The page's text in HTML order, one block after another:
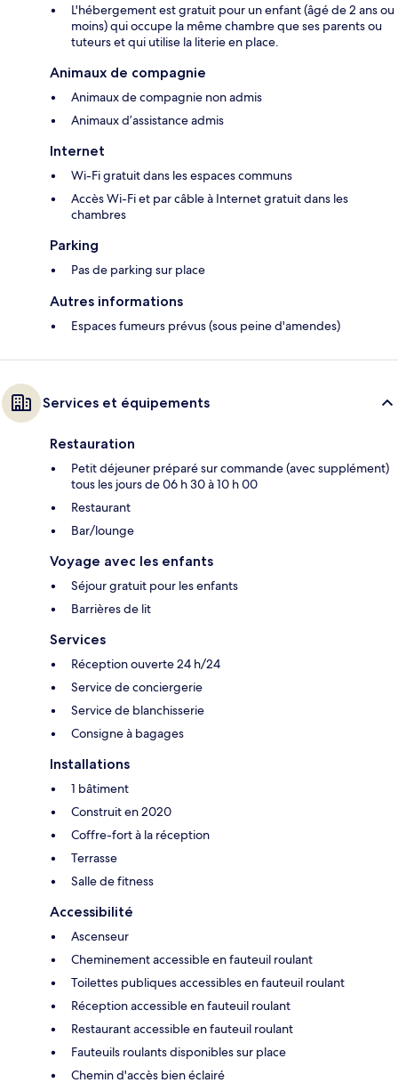
L'hébergement est gratuit pour un enfant (âgé de 2 ans ou
moins) qui occupe la même chambre que ses parents ou
tuteurs et qui utilise la literie en place.
Animaux de compagnie
Animaux de compagnie non admis
Animaux d’assistance admis
Internet
Wi-Fi gratuit dans les espaces communs
Accès Wi-Fi et par câble à Internet gratuit dans les
chambres
Parking
Pas de parking sur place
Autres informations
Espaces fumeurs prévus (sous peine d'amendes)
Services et équipements
Restauration
Petit déjeuner préparé sur commande (avec supplément)
tous les jours de 06 h 30 à 10 h 00
Restaurant
Bar/lounge
Voyage avec les enfants
Séjour gratuit pour les enfants
Barrières de lit
Services
Réception ouverte 24 h/24
Service de conciergerie
Service de blanchisserie
Consigne à bagages
Installations
1 bâtiment
Construit en 2020
Coffre-fort à la réception
Terrasse
Salle de fitness
Accessibilité
Ascenseur
Cheminement accessible en fauteuil roulant
Toilettes publiques accessibles en fauteuil roulant
Réception accessible en fauteuil roulant
Restaurant accessible en fauteuil roulant
Fauteuils roulants disponibles sur place
Chemin d'accès bien éclairé